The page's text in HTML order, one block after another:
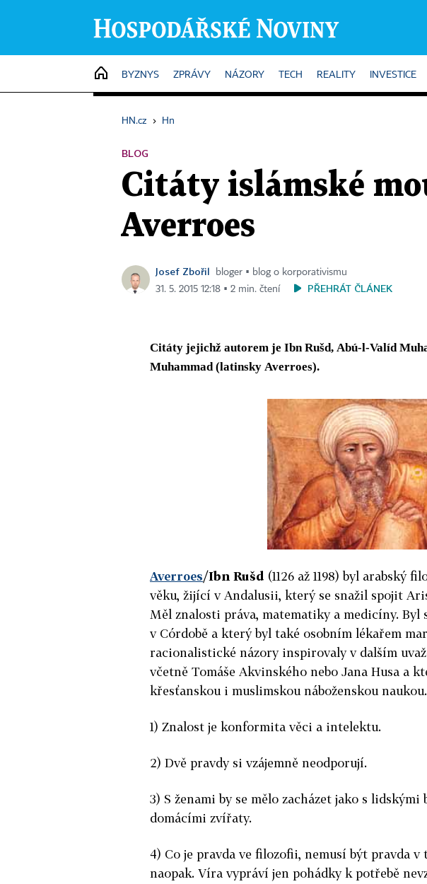
HOME
BYZNYS ZPRÁVY NÁZORY TECH REALITY INVESTICE
HN.cz › Hn
BLOG
Citáty islámské
Averroes
Josef Zbořil
bloger ▪ blog o korporativismu
31. 5. 2015 12:18 ▪ 2 min. čtení
PŘEHRÁT ČLÁNEK
Citáty jejichž autorem je Ibn Rušd, Abú-l-Valíd
Muhammad (latinsky Averroes).
Averroes/Ibn Rušd (1126 až 1198) byl arabský
věku, žijící v Andalusii, který se snažil spojit
Měl znalosti práva, matematiky a medicíny. Byl
v Córdobě a který byl také osobním lékařem
racionalistické názory inspirovaly v dalším
včetně Tomáše Akvinského nebo Jana Husa a
křesťanskou i muslimskou náboženskou naukou.
1) Znalost je konformita věci a intelektu.
2) Dvě pravdy si vzájemně neodporují.
3) S ženami by se mělo zacházet jako s lidskými
domácími zvířaty.
4) Co je pravda ve filozofii, nemusí být pravda v
naopak. Víra vypráví jen pohádky k potřebě